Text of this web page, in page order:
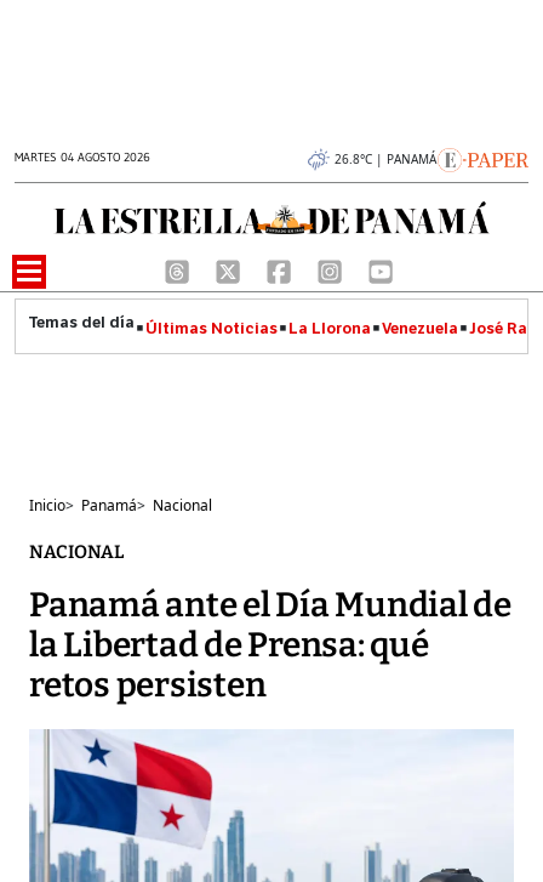
MARTES 04 AGOSTO 2026 26.8°C | PANAMÁ
Últimas Noticias La Llorona Venezuela José
Inicio> Panamá> Nacional
NACIONAL
Panamá ante el Día Mundial de
la Libertad de Prensa: qué
retos persisten